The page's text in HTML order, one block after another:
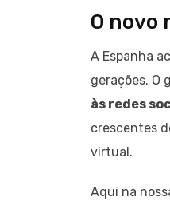
O novo
A Espanha
gerações. O
às redes
crescentes
virtual.
Aqui na